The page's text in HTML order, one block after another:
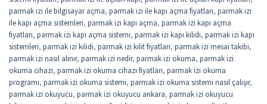
parmak izi ile bilgisayar açma, parmak izi ile kapı açma fiyatları, parmak izi
ile kapı açma sistemleri, parmak izi kapı açma, parmak izi kapı açma
fiyatları, parmak izi kapı açma sistemi, parmak izi kapı kilidi, parmak izi kapı
sistemleri, parmak izi kilidi, parmak izi kilit fiyatları, parmak izi mesai takibi,
parmak izi nasıl alınır, parmak izi nedir, parmak izi okuma, parmak izi
okuma cihazı, parmak izi okuma cihazı fiyatları, parmak izi okuma
programı, parmak izi okuma sistemi, parmak izi okuma sistemi nasıl çalışır,
parmak izi okuyucu, parmak izi okuyucu ankara, parmak izi okuyucu